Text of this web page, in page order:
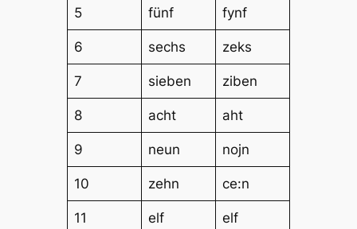
5 fünf fynf
6 sechs zeks
7 sieben ziben
8 acht aht
9 neun nojn
10 zehn ce:n
11 elf elf